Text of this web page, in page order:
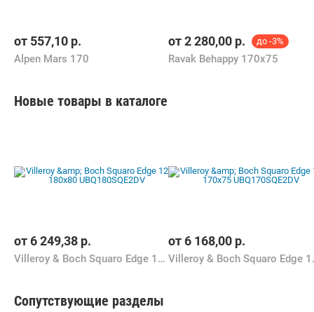
от 557,10 р.
Alpen Mars 170
от2 280,00 р. до -3%
Ravak Behappy 170x75
Новые товары в каталоге
от6 249,38 р.
Villeroy & Boch Squaro Edge 12 180x80 UBQ180SQE2DV
от6 168,00 р.
Villeroy
Сопутствующие разделы